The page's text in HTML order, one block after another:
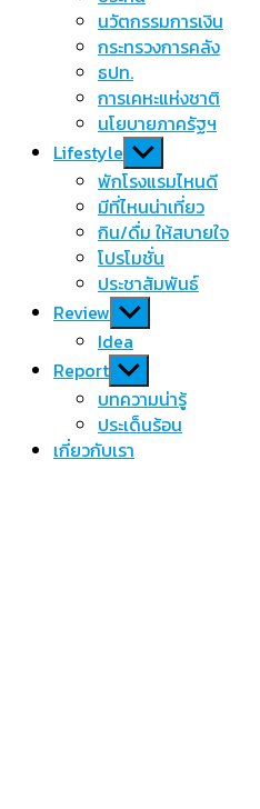
นวัตกรรมการเงิน
กระทรวงการคลัง
ธปท.
การเคหะแห่งชาติ
นโยบายภาครัฐฯ
Lifestyle Show
sub
menu
พักโรงแรมไหนดี
มีที่ไหนน่าเที่ยว
กิน/ดื่ม ให้สบายใจ
โปรโมชั่น
ประชาสัมพันธ์
Review Show
sub
menu
Idea
Report Show
sub
menu
บทความน่ารู้
ประเด็นร้อน
เกี่ยวกับเรา